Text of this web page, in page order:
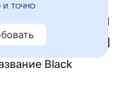
Lada
молодежи
Black
точно